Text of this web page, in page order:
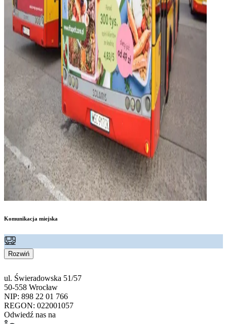
Komunikacja miejska
Rozwiń
ul. Świeradowska 51/57
50-558 Wrocław
NIP: 898 22 01 766
REGON: 022001057
Odwiedź nas na